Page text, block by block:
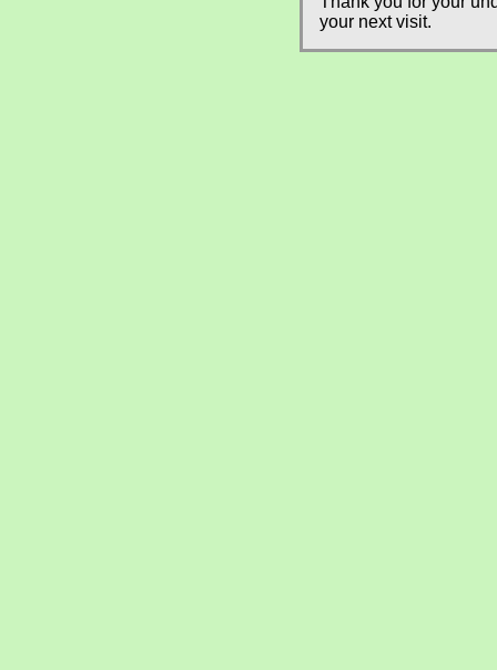
your next visit.